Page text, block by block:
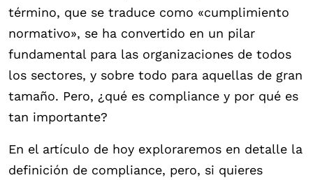
término, que se traduce como «cumplimiento
normativo», se ha convertido en un pilar
fundamental para las organizaciones de todos
los sectores, y sobre todo para aquellas de gran
tamaño. Pero, ¿qué es compliance y por qué es
tan importante?
En el artículo de hoy exploraremos en detalle la
definición de compliance, pero, si quieres